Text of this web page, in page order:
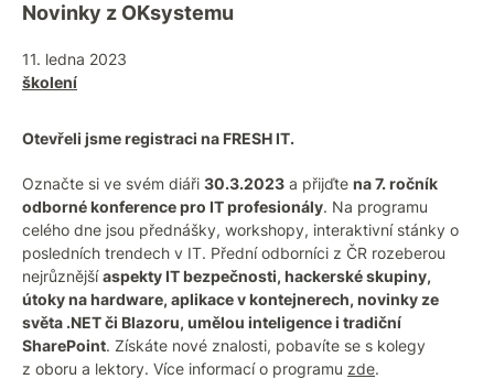
Novinky z OKsystemu
11. ledna 2023
školení
Otevřeli jsme registraci na FRESH IT.
Označte si ve svém diáři 30.3.2023 a přijďte na 7. ročník
odborné konference pro IT profesionály. Na programu
celého dne jsou přednášky, workshopy, interaktivní stánky o
posledních trendech v IT. Přední odborníci z ČR rozeberou
nejrůznějšíaspekty IT bezpečnosti, hackerské skupiny,
útoky na hardware, aplikace v kontejnerech, novinky ze
světa .NET či Blazoru, umělou inteligence i tradiční
SharePoint. Získáte nové znalosti, pobavíte se s kolegy
z oboru a lektory. Více informací o programu zde.